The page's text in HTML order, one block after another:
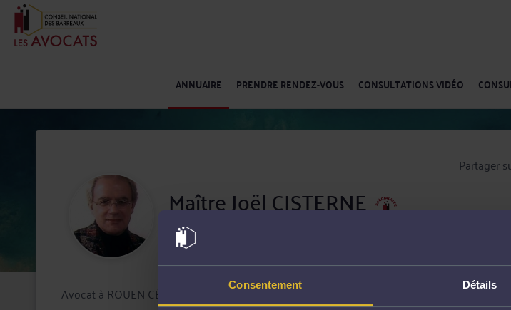
Consentement Détails
ANNUAIRE PRENDRE RENDEZ-VOUS CONSULTATIONS VIDÉO
Partager
Maître Joël CISTERNE
Barreau de Rouen
Spécialiste
Avocat à ROUEN CÉDEX 2, Maître Joël CISTERNE intervient tant en matière de conseil que